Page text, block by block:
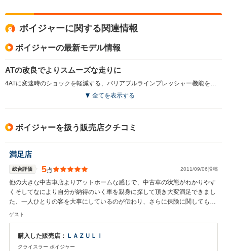
ボイジャーに関する関連情報
ボイジャーの最新モデル情報
ATの改良でよりスムーズな走りに
全てを表示する
ボイジャーを扱う販売店クチコミ
満足店
総合評価 5点 2011/09/06投稿
他の大きな中古車店よりアットホームな感じで、中古車の状態がわかりやす
くそしてなにより自分が納得のいく車を親身に探して頂き大変満足できまし
た、一人ひとりの客を大事にしているのが伝わり、さらに保険に関しても、
細かい質問などに対応していただき感謝しています、まだ付き合いは短いで
ゲスト
購入した販売店： ＬＡＺＵＬＩ
クライスラー ボイジャー